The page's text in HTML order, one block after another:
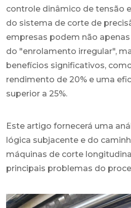
controle dinâmico de tensão
do sistema de corte de
empresas podem não
do "enrolamento irregular",
benefícios significativos,
rendimento de 20% e uma
superior a 25%.
Este artigo fornecerá uma
lógica subjacente e do
máquinas de corte
principais problemas do